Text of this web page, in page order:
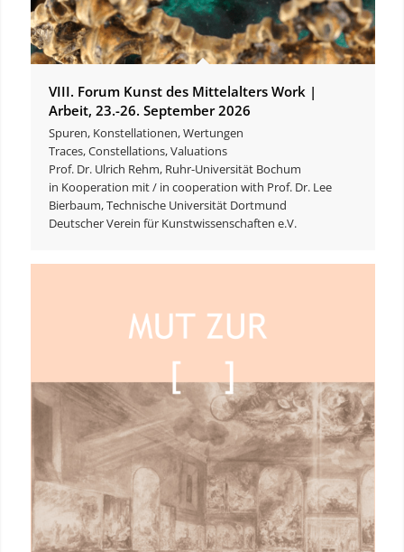
VIII. Forum Kunst des Mittelalters Work |
Arbeit, 23.-26. September 2026
Spuren, Konstellationen, Wertungen
Traces, Constellations, Valuations
Prof. Dr. Ulrich Rehm, Ruhr-Universität Bochum
in Kooperation mit / in cooperation with Prof. Dr. Lee
Bierbaum, Technische Universität Dortmund
Deutscher Verein für Kunstwissenschaften e.V.